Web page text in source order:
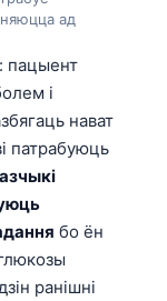
ад
пацыент
і
нават
патрабуюць
бо ён
ранішні